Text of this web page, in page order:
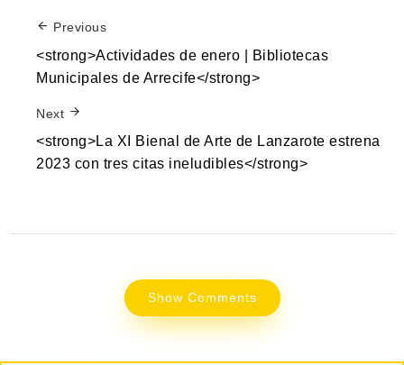
Previous
<strong>Actividades de enero | Bibliotecas
Municipales de Arrecife</strong>
Next
<strong>La XI Bienal de Arte de Lanzarote estrena
2023 con tres citas ineludibles</strong>
Show Comments